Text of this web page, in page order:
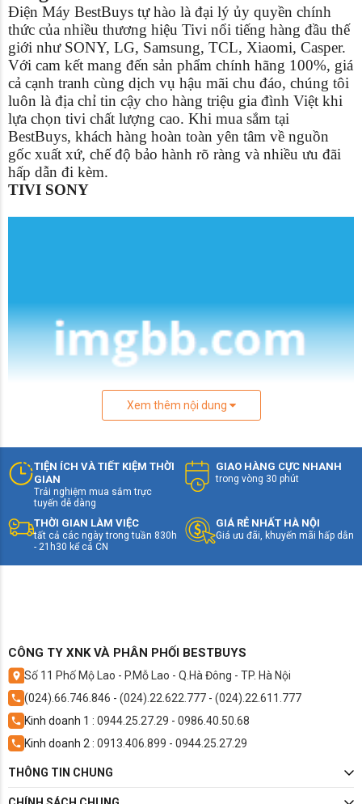
Điện Máy BestBuys tự hào là đại lý ủy quyền chính
thức của nhiều thương hiệu Tivi nổi tiếng hàng đầu thế
giới như SONY, LG, Samsung, TCL, Xiaomi, Casper.
Với cam kết mang đến sản phẩm chính hãng 100%, giá
cả cạnh tranh cùng dịch vụ hậu mãi chu đáo, chúng tôi
luôn là địa chỉ tin cậy cho hàng triệu gia đình Việt khi
lựa chọn tivi chất lượng cao. Khi mua sắm tại
BestBuys, khách hàng hoàn toàn yên tâm về nguồn
gốc xuất xứ, chế độ bảo hành rõ ràng và nhiều ưu đãi
hấp dẫn đi kèm.
TIVI SONY
Xem thêm nội dung
TIỆN ÍCH VÀ TIẾT KIỆM THỜI
GIAN
Trải nghiệm mua sắm trực
tuyến dễ dàng
GIAO HÀNG CỰC NHANH
trong vòng 30 phút
THỜI GIAN LÀM VIỆC
tất cả các ngày trong tuần 830h
- 21h30 kể cả CN
GIÁ RẺ NHẤT HÀ NỘI
Giá ưu đãi, khuyến mãi hấp dẫn
CÔNG TY XNK VÀ PHÂN PHỐI BESTBUYS
Số 11 Phố Mộ Lao - P.Mỗ Lao - Q.Hà Đông - TP. Hà Nội
(024).66.746.846 - (024).22.622.777 - (024).22.611.777
Kinh doanh 1 : 0944.25.27.29 - 0986.40.50.68
Kinh doanh 2 : 0913.406.899 - 0944.25.27.29
THÔNG TIN CHUNG